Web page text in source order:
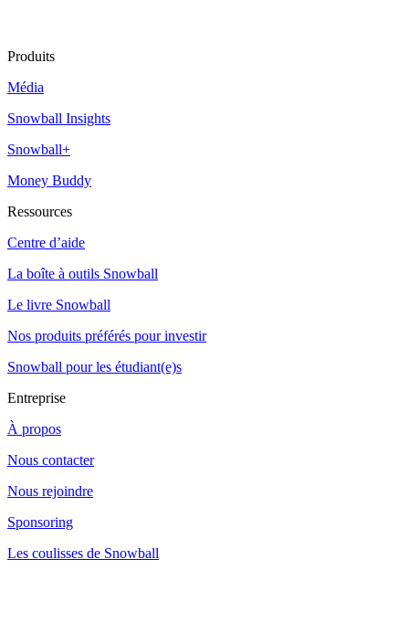
Produits
Média
Snowball Insights
Snowball+
Money Buddy
Ressources
Centre d’aide
La boîte à outils Snowball
Le livre Snowball
Nos produits préférés pour investir
Snowball pour les étudiant(e)s
Entreprise
À propos
Nous contacter
Nous rejoindre
Sponsoring
Les coulisses de Snowball